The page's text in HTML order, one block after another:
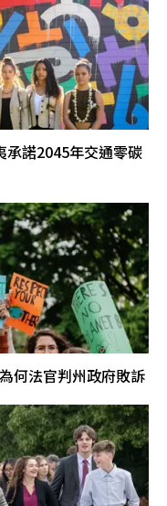
承諾2045年交通零碳
何法官判州政府敗訴